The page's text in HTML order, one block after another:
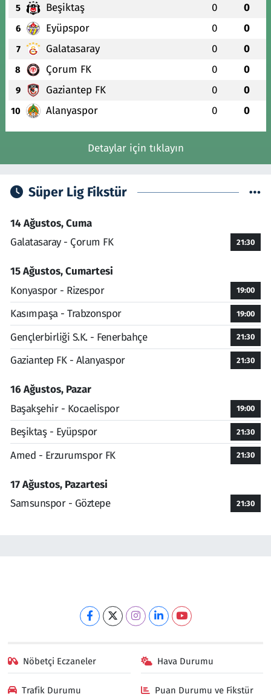
5 Beşiktaş 0 0
6 Eyüpspor 0 0
7 Galatasaray 0 0
8 Çorum FK 0 0
9 Gaziantep FK 0 0
10 Alanyaspor 0 0
Detaylar için tıklayın
Süper Lig Fikstür
14 Ağustos, Cuma
Galatasaray - Çorum FK
21:30
15 Ağustos, Cumartesi
Konyaspor - Rizespor
19:00
Kasımpaşa - Trabzonspor 19:00
Gençlerbirliği S.K. - Fenerbahçe 21:30
Gaziantep FK - Alanyaspor 21:30
16 Ağustos, Pazar
Başakşehir - Kocaelispor
19:00
Beşiktaş - Eyüpspor 21:30
Amed - Erzurumspor FK 21:30
17 Ağustos, Pazartesi
Samsunspor - Göztepe
21:30
Nöbetçi Eczaneler Hava Durumu
Trafik Durumu Puan Durumu ve Fikstür